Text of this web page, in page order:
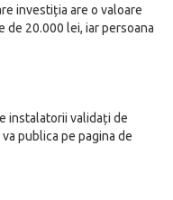
investiția are o valoare
20.000 lei, iar persoana
instalatorii validați de
publica pe pagina de